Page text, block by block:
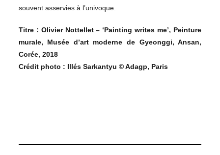
souvent asservies à l’univoque.
Titre : Olivier Nottellet – ‘Painting writes me’, Peinture
murale, Musée d’art moderne de Gyeonggi, Ansan,
Corée, 2018
Crédit photo : Illés Sarkantyu © Adagp, Paris